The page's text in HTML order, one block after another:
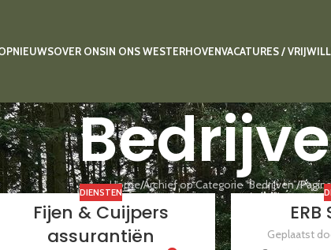
NIEUWSOVER ONSIN ONS WESTERHOVENVACATURES /
Home Archief op Categorie ”Bedrijven” Pagina
DIENSTEN
Fijen & Cuijpers
assurantiën
Geplaatst